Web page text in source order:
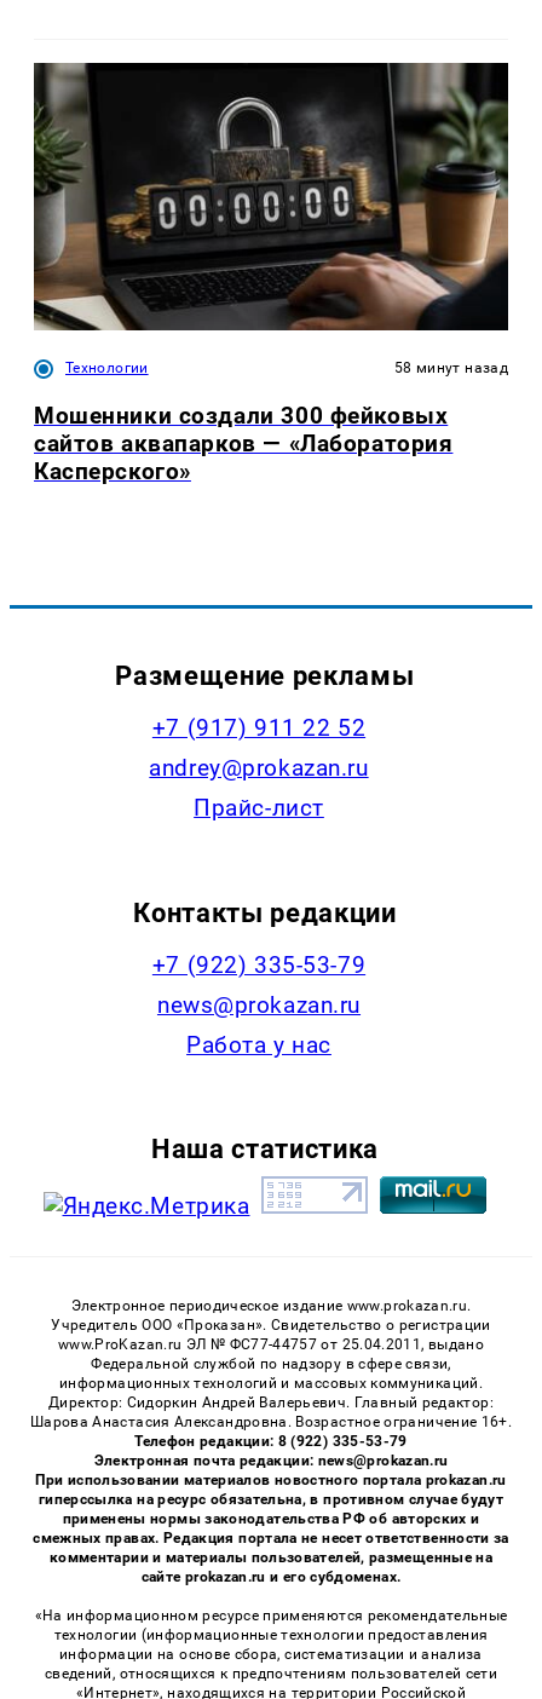
Технологии 58 минут назад
Мошенники создали 300 фейковых
сайтов аквапарков — «Лаборатория
Касперского»
Размещение рекламы
+7 (917) 911 22 52
andrey@prokazan.ru
Прайс-лист
Контакты редакции
+7 (922) 335-53-79
news@prokazan.ru
Работа у нас
Наша статистика
Электронное периодическое издание www.prokazan.ru.
Учредитель ООО «Проказан». Cвидетельство о регистрации
www.ProKazan.ru ЭЛ № ФС77-44757 от 25.04.2011, выдано
Федеральной службой по надзору в сфере связи,
информационных технологий и массовых коммуникаций.
Директор: Сидоркин Андрей Валерьевич. Главный редактор:
Шарова Анастасия Александровна. Возрастное ограничение 16+.
Телефон редакции: 8 (922) 335-53-79
Электронная почта редакции: news@prokazan.ru
При использовании материалов новостного портала prokazan.ru
гиперссылка на ресурс обязательна, в противном случае будут
применены нормы законодательства РФ об авторских и
смежных правах. Редакция портала не несет ответственности за
комментарии и материалы пользователей, размещенные на
сайте prokazan.ru и его субдоменах.
«На информационном ресурсе применяются рекомендательные
технологии (информационные технологии предоставления
информации на основе сбора, систематизации и анализа
сведений, относящихся к предпочтениям пользователей сети
«Интернет», находящихся на территории Российской